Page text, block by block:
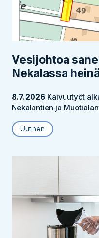
Vesijohtoa
Nekalassa
8.7.2026 Kaivuutyöt
Nekalantien ja
Uutinen